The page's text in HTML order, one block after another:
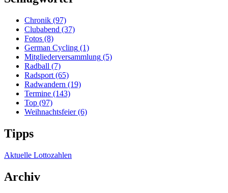
Chronik (97)
Clubabend (37)
Fotos (8)
German Cycling (1)
Mitgliederversammlung (5)
Radball (7)
Radsport (65)
Radwandern (19)
Termine (143)
Top (97)
Weihnachtsfeier(6)
Tipps
Aktuelle Lottozahlen
Archiv